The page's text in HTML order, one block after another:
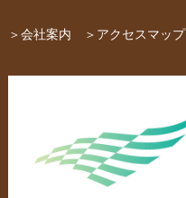
スタッフ紹介
ペーパーレザーバッグ
＞会社案内 ＞アクセスマップ